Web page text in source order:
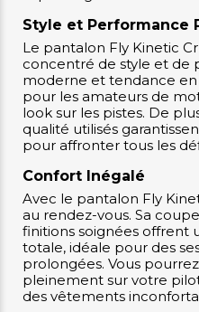
Style et Performance
Le pantalon Fly Kinetic
concentré de style et de
moderne et tendance
pour les amateurs de
look sur les pistes. De
qualité utilisés
pour affronter tous les
Confort Inégalé
Avec le pantalon Fly
au rendez-vous. Sa
finitions soignées
totale, idéale pour des
prolongées. Vous
pleinement sur votre
des vêtements